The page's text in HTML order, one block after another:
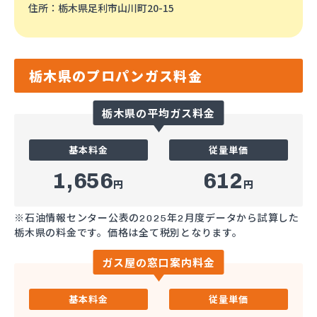
住所 ：栃木県足利市山川町20-15
栃木県のプロパンガス料金
栃木県の平均ガス料金
基本料金
1,656円
従量単価
612 円
※石油情報センター公表の2025年2月度データから試算した
栃木県の料金です。価格は全て税別となります。
ガス屋の窓口案内料金
基本料金 従量単価